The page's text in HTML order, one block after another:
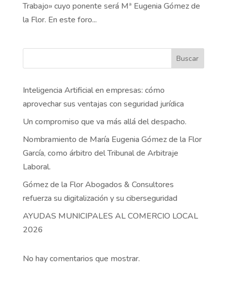
Trabajo» cuyo ponente será Mª Eugenia Gómez de
la Flor. En este foro...
Buscar
Inteligencia Artificial en empresas: cómo
aprovechar sus ventajas con seguridad jurídica
Un compromiso que va más allá del despacho.
Nombramiento de María Eugenia Gómez de la Flor
García, como árbitro del Tribunal de Arbitraje
Laboral.
Gómez de la Flor Abogados & Consultores
refuerza su digitalización y su ciberseguridad
AYUDAS MUNICIPALES AL COMERCIO LOCAL
2026
No hay comentarios que mostrar.